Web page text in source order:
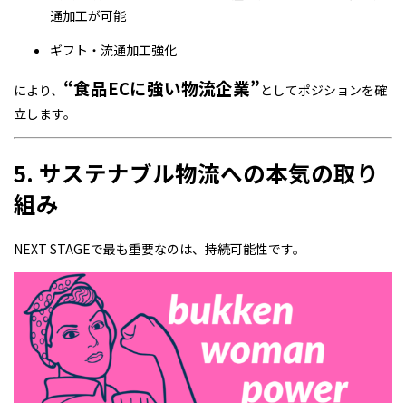
通加工が可能
ギフト・流通加工強化
により、 “食品ECに強い物流企業”としてポジションを確
立します。
5. サステナブル物流への本気の取り
組み
NEXT STAGEで最も重要なのは、持続可能性です。